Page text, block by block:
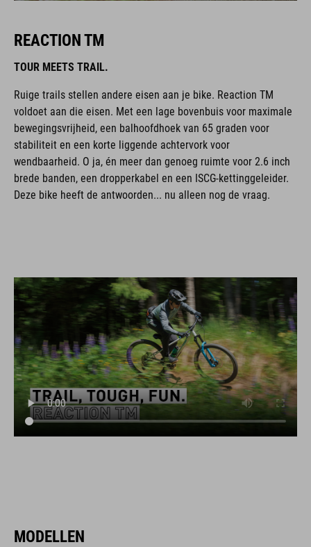
REACTION TM
TOUR MEETS TRAIL.
Ruige trails stellen andere eisen aan je bike. Reaction TM
voldoet aan die eisen. Met een lage bovenbuis voor maximale
bewegingsvrijheid, een balhoofdhoek van 65 graden voor
stabiliteit en een korte liggende achtervork voor
wendbaarheid. O ja, én meer dan genoeg ruimte voor 2.6 inch
brede banden, een dropperkabel en een ISCG-kettinggeleider.
Deze bike heeft de antwoorden... nu alleen nog de vraag.
MODELLEN